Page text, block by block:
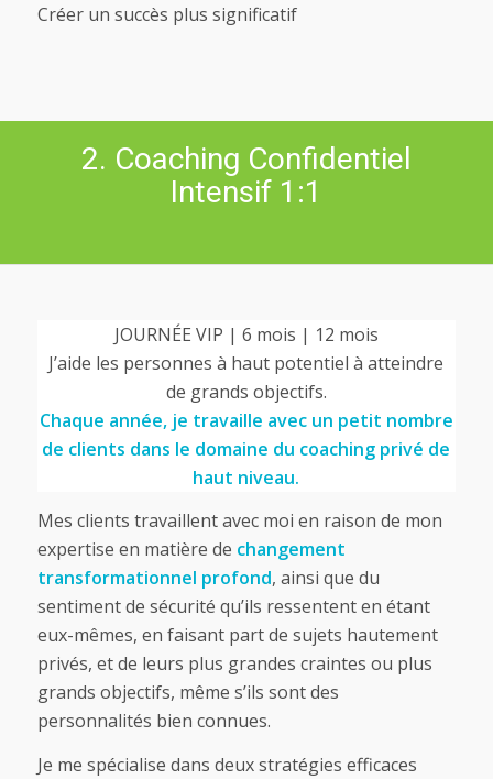
Créer un succès plus significatif
2. Coaching Confidentiel
Intensif 1:1
JOURNÉE VIP | 6 mois | 12 mois
J’aide les personnes à haut potentiel à atteindre
de grands objectifs.
Chaque année, je travaille avec un petit nombre
de clients dans le domaine du coaching privé de
haut niveau.
Mes clients travaillent avec moi en raison de mon
expertise en matière de changement
transformationnel profond, ainsi que du
sentiment de sécurité qu’ils ressentent en étant
eux-mêmes, en faisant part de sujets hautement
privés, et de leurs plus grandes craintes ou plus
grands objectifs, même s’ils sont des
personnalités bien connues.
Je me spécialise dans deux stratégies efficaces